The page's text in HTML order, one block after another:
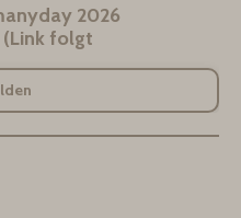
2026
(Link folgt